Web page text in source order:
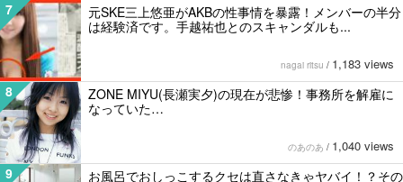
7
元SKE三上悠亜がAKBの性事情を暴露！メンバーの半分
は経験済です。手越祐也とのスキャンダルも...
nagai ritsu / 1,183 views
8
ZONE MIYU(長瀬実夕)の現在が悲惨！事務所を解雇に
なっていた…
のあのあ / 1,040 views
9
お風呂でおしっこするクセは直さなきゃヤバイ！？その